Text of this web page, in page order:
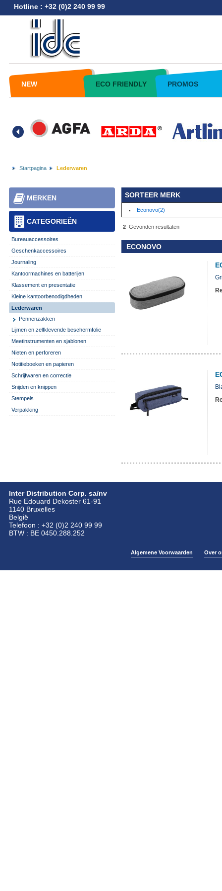
Hotline : +32 (0)2 240 99 99
NEW ECO FRIENDLY PROMOS
Startpagina Lederwaren
CATEGORIEËN
MERKEN
Bureauaccessoires
Geschenkaccessoires
Journaling
Kantoormachines en batterijen
Klassement en presentatie
Kleine kantoorbenodigdheden
Lederwaren
Pennenzakken
Lijmen en zelfklevende beschermfolie
Meetinstrumenten en sjablonen
Nieten en perforeren
Notitieboeken en papieren
Schrijfwaren en correctie
Snijden en knippen
Stempels
Verpakking
SORTEER MERK
Econovo(2)
2 Gevonden resultaten
ECONOVO
Inter Distribution Corp. sa/nv
Rue Edouard Dekoster 61-91
1140 Bruxelles
België
Telefoon : +32 (0)2 240 99 99
BTW : BE 0450.288.252
Algemene Voorwaarden Over